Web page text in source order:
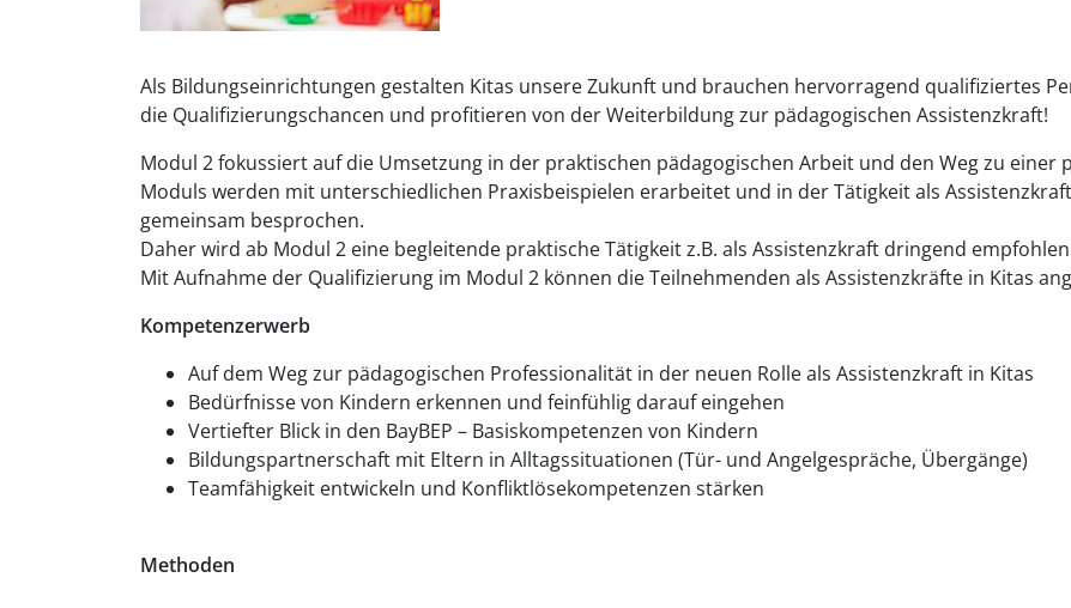
Als Bildungseinrichtungen gestalten Kitas unsere Zukunft und brauchen hervorragend qualifiziertes
die Qualifizierungschancen und profitieren von der Weiterbildung zur pädagogischen Assistenzkraft!
Modul 2 fokussiert auf die Umsetzung in der praktischen pädagogischen Arbeit und den Weg zu einer
Moduls werden mit unterschiedlichen Praxisbeispielen erarbeitet und in der Tätigkeit als
gemeinsam besprochen.
Daher wird ab Modul 2 eine begleitende praktische Tätigkeit z.B. als Assistenzkraft dringend
Mit Aufnahme der Qualifizierung im Modul 2 können die Teilnehmenden als Assistenzkräfte in Kitas
Kompetenzerwerb
Auf dem Weg zur pädagogischen Professionalität in der neuen Rolle als Assistenzkraft in Kitas
Bedürfnisse von Kindern erkennen und feinfühlig darauf eingehen
Vertiefter Blick in den BayBEP – Basiskompetenzen von Kindern
Bildungspartnerschaft mit Eltern in Alltagssituationen (Tür- und Angelgespräche, Übergänge)
Teamfähigkeit entwickeln und Konfliktlösekompetenzen stärken
Methoden